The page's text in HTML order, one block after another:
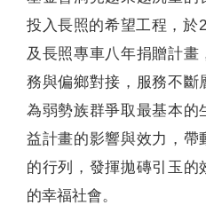
投入長照的希望工程，於
及長照專車八年捐贈計畫
務與偏鄉對接，服務不斷
為弱勢族群爭取最基本的
益計畫的影響與效力，帶
的行列，發揮拋磚引玉的
的幸福社會。